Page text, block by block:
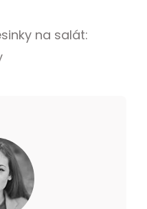
na salát: